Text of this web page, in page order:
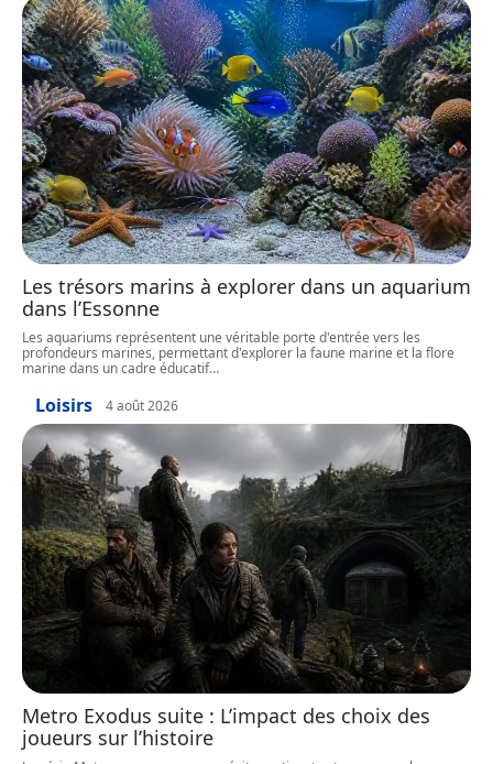
Les trésors marins à explorer dans un aquarium
dans l’Essonne
Les aquariums représentent une véritable porte d'entrée vers les
profondeurs marines, permettant d'explorer la faune marine et la flore
marine dans un cadre éducatif…
Loisirs 4 août 2026
Metro Exodus suite : L’impact des choix des
joueurs sur l’histoire